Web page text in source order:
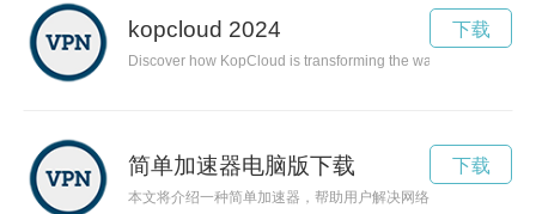
kopcloud 2024
Discover how KopCloud is transforming the way data is
下载
简单加速器电脑版下载
本文将介绍一种简单加速器，帮助用户解决网络访问速度慢和
下载